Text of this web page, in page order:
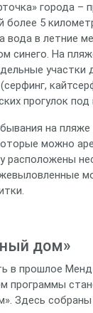
города –
более 5
вода в летние
синего. На
участки
прогулок под
на
можно
расположены
дом»
в прошлое
программы
Здесь собраны